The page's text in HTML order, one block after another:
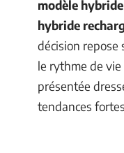
modèle hybride
hybride
décision repose
le rythme de vie
présentée
tendances